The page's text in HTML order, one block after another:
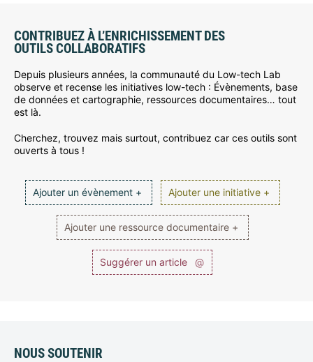
CONTRIBUEZ À L’ENRICHISSEMENT DES
OUTILS COLLABORATIFS
Depuis plusieurs années, la communauté du Low-tech Lab
observe et recense les initiatives low-tech : Évènements, base
de données et cartographie, ressources documentaires… tout
est là.
Cherchez, trouvez mais surtout, contribuez car ces outils sont
ouverts à tous !
Ajouter un évènement + Ajouter une initiative +
Ajouter une ressource documentaire +
Suggérer un article @
NOUS SOUTENIR